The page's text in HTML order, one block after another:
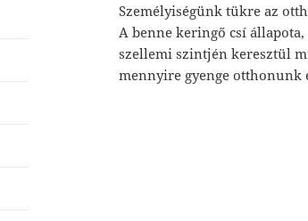
Személyiségünk tükre az
A benne keringő csí
szellemi szintjén keresztül
mennyire gyenge otthonunk